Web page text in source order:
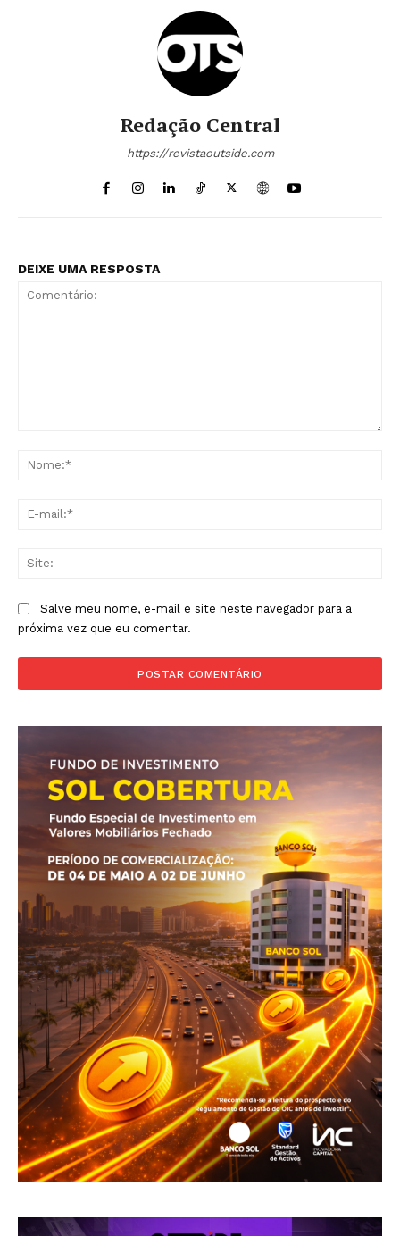
Redação Central
https://revistaoutside.com
DEIXE UMA RESPOSTA
Salve meu nome, e-mail e site neste navegador para a
próxima vez que eu comentar.